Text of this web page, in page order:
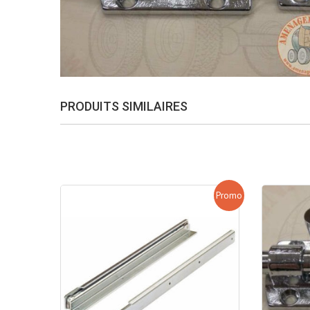
PRODUITS SIMILAIRES
Promo